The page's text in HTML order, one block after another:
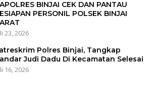
BINJAI CEK DAN PANTAU
PERSONIL POLSEK BINJAI
23, 2026
Polres Binjai, Tangkap
Judi Dadu Di Kecamatan Selesai
16, 2026